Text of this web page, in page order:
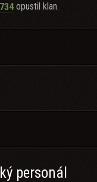
opustil klan.
personál